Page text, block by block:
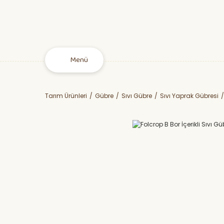
Menü
Tarım Ürünleri Gübre Sıvı Gübre Sıvı Yaprak Gübresi